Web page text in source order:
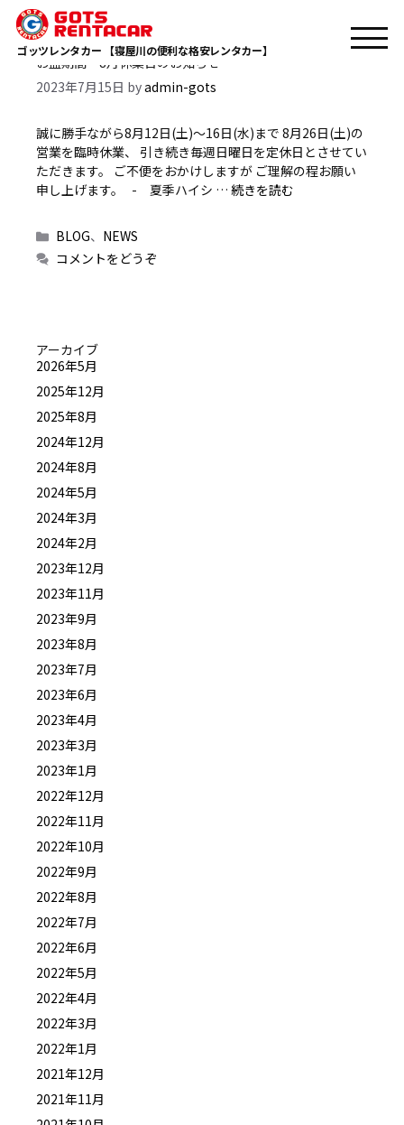
ゴッツレンタカー 【寝屋川の便利な格安レンタカー】
Monthly Archives: 7月 2023
お盆期間・8月休業日のお知らせ
2023年7月15日 byadmin-gots
誠に勝手ながら8月12日(土)～16日(水)まで 8月26日(土)の
営業を臨時休業、 引き続き毎週日曜日を定休日とさせてい
ただきます。 ご不便をおかけしますが ご理解の程お願い
申し上げます。 - 夏季ハイシ … 続きを読む
カ
テ
BLOG、 NEWS
コメントをどうぞ
アーカイブ
2026年5月
2025年12月
2025年8月
2024年12月
2024年8月
2024年5月
2024年3月
2024年2月
2023年12月
2023年11月
2023年9月
2023年8月
2023年7月
2023年6月
2023年4月
2023年3月
2023年1月
2022年12月
2022年11月
2022年10月
2022年9月
2022年8月
2022年7月
2022年6月
2022年5月
2022年4月
2022年3月
2022年1月
2021年12月
2021年11月